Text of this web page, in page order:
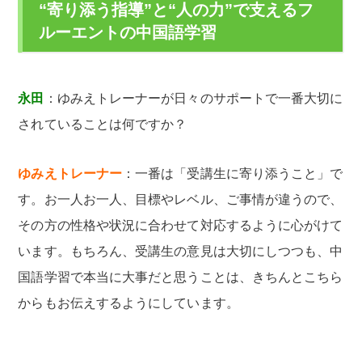
“寄り添う指導”と“人の力”で支えるフ
ルーエントの中国語学習
永田
：ゆみえトレーナーが日々のサポートで一番大切に
されていることは何ですか？
ゆみえトレーナー ：一番は「受講生に寄り添うこと」で
す。お一人お一人、目標やレベル、ご事情が違うので、
その方の性格や状況に合わせて対応するように心がけて
います。もちろん、受講生の意見は大切にしつつも、中
国語学習で本当に大事だと思うことは、きちんとこちら
からもお伝えするようにしています。